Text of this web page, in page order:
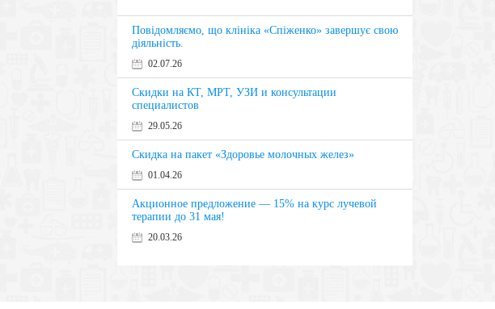
Повідомляємо, що клініка «Спіженко» завершує свою
діяльність.
02.07.26
Скидки на КТ, МРТ, УЗИ и консультации
специалистов
29.05.26
Скидка на пакет «Здоровье молочных желез»
01.04.26
Акционное предложение — 15% на курс лучевой
терапии до 31 мая!
20.03.26